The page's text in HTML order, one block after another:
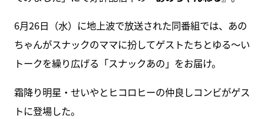
6月26日（水）に地上波で放送された同番組では、あの
ちゃんがスナックのママに扮してゲストたちとゆる～い
トークを繰り広げる「スナックあの」をお届け。
霜降り明星・せいやとヒコロヒーの仲良しコンビがゲス
トに登場した。